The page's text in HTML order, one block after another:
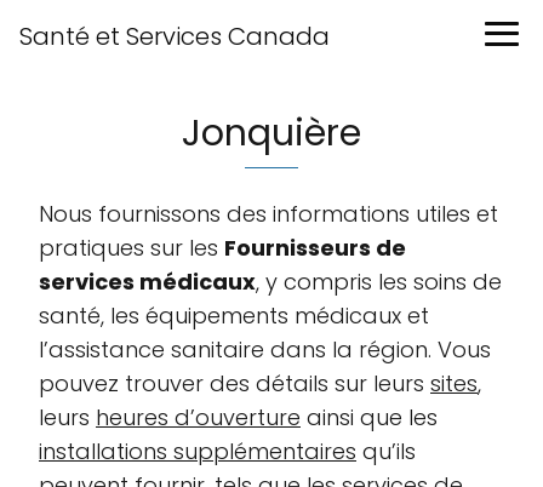
Santé et Services Canada
Jonquière
Nous fournissons des informations utiles et
pratiques sur les Fournisseurs de
services médicaux, y compris les soins de
santé, les équipements médicaux et
l’assistance sanitaire dans la région. Vous
pouvez trouver des détails sur leurs sites,
leurs heures d’ouverture ainsi que les
installations supplémentaires qu’ils